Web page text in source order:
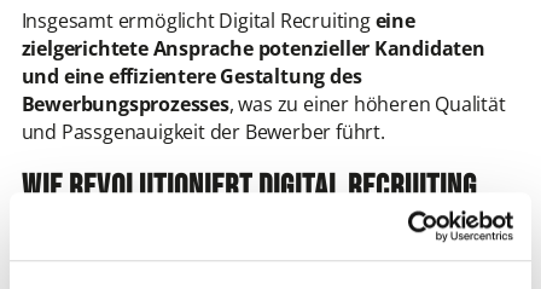
Insgesamt ermöglicht Digital Recruitingeine
zielgerichtete Ansprache potenzieller Kandidaten
und eine effizientere Gestaltung des
Bewerbungsprozesses, was zu einer höheren Qualität
und Passgenauigkeit der Bewerber führt.
Wie revolutioniert Digital Recruiting
den Personalbeschaffungsprozess?
Digital Recruiting hat die Art und Weise, wie